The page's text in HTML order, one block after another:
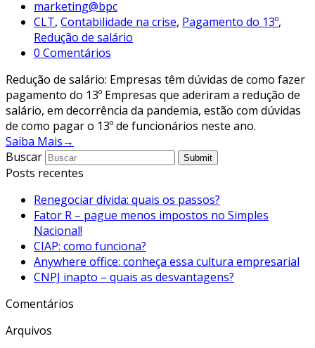
marketing@bpc
CLT, Contabilidade na crise, Pagamento do 13º,
Redução de salário
0 Comentários
Redução de salário: Empresas têm dúvidas de como fazer
pagamento do 13º Empresas que aderiram a redução de
salário, em decorrência da pandemia, estão com dúvidas
de como pagar o 13º de funcionários neste ano.
Saiba Mais→
Buscar
Submit
Posts recentes
Renegociar dívida: quais os passos?
Fator R – pague menos impostos no Simples
Nacional!
CIAP: como funciona?
Anywhere office: conheça essa cultura empresarial
CNPJ inapto – quais as desvantagens?
Comentários
Arquivos